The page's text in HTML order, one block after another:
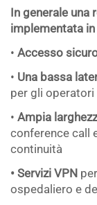
In generale una
implementata
• Accesso
• Una bassa
per gli operatori
• Ampia
conference call
continuità
• Servizi VPN
ospedaliero e